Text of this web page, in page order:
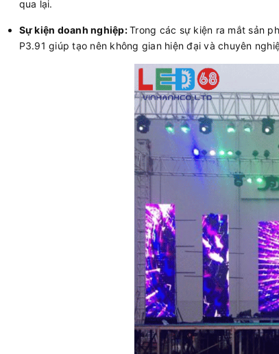
qua lại.
Sự kiện doanh nghiệp:Trong các sự kiện ra mắt sản
P3.91 giúp tạo nên không gian hiện đại và chuyên